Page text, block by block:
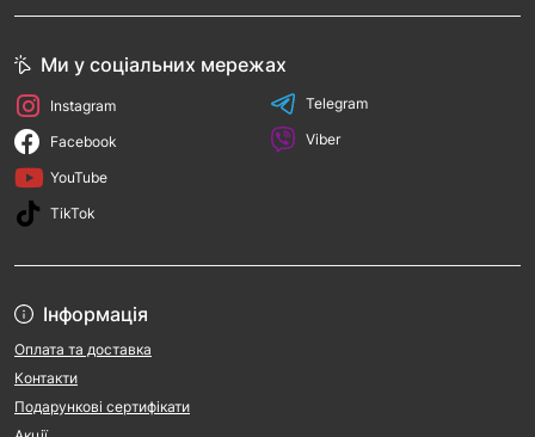
Інформація
Оплата та доставка
Контакти
Подарункові сертифікати
Ми у соціальних мережах
Instagram
Facebook
YouTube
TikTok
Telegram
Viber